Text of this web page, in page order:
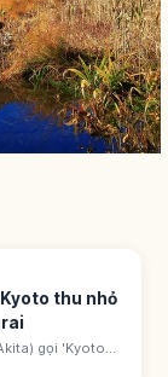
thu nhỏ
gọi 'Kyoto
thự samurai -